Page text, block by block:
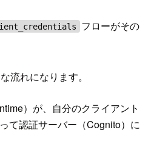
フローがその
流れになります。
）が、自分のクライアント
て認証サーバー（Cognito）に